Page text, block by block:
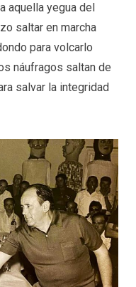
aquella yegua del
saltar en marcha
para volcarlo
náufragos saltan de
salvar la integridad